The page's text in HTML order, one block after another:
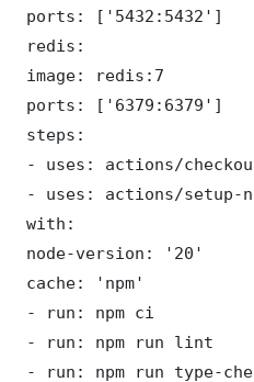
ports: ['5432:5432']
redis:
image: redis:7
ports: ['6379:6379']
steps:
- uses: actions/
- uses: actions/setup-
with:
node-version: '20'
cache: 'npm'
- run: npm ci
- run: npm run lint
- run: npm run type-